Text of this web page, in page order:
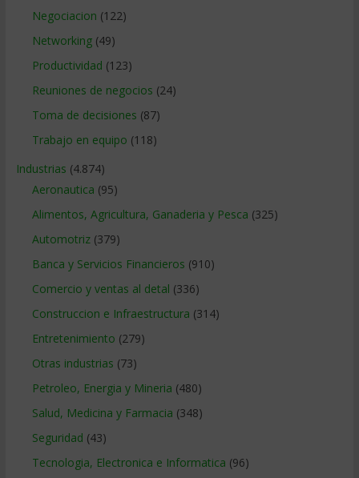
Negociacion (122)
Networking(49)
Productividad (123)
Reuniones de negocios (24)
Toma de decisiones (87)
Trabajo en equipo (118)
Industrias (4.874)
Aeronautica (95)
Alimentos, Agricultura, Ganaderia y Pesca (325)
Automotriz(379)
Banca y Servicios Financieros (910)
Comercio y ventas al detal (336)
Construccion e Infraestructura (314)
Entretenimiento (279)
Otras industrias (73)
Petroleo, Energia y Mineria (480)
Salud, Medicina y Farmacia (348)
Seguridad (43)
Tecnologia, Electronica e Informatica (96)